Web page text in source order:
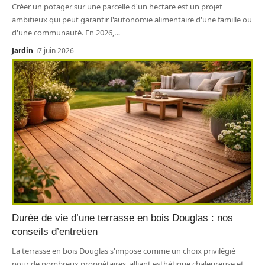
Créer un potager sur une parcelle d'un hectare est un projet
ambitieux qui peut garantir l'autonomie alimentaire d'une famille ou
d'une communauté. En 2026, …
Jardin 7 juin 2026
Durée de vie d’une terrasse en bois Douglas : nos
conseils d’entretien
La terrasse en bois Douglas s'impose comme un choix privilégié